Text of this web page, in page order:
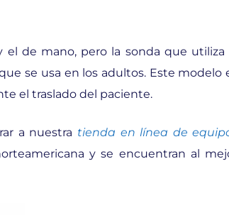
de mano, pero la sonda que utiliza
se usa en los adultos. Este modelo
el traslado del paciente.
a nuestra tienda en línea de
y se encuentran al